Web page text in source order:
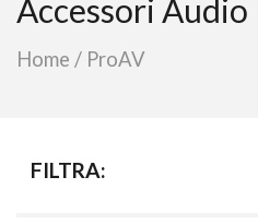
Accessori Audio
Home / ProAV
FILTRA: